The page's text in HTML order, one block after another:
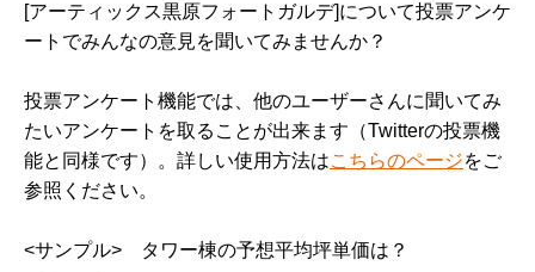
[アーティックス黒原フォートガルデ]について投票アンケ
ートでみんなの意見を聞いてみませんか？
投票アンケート機能では、他のユーザーさんに聞いてみ
たいアンケートを取ることが出来ます（Twitterの投票機
能と同様です）。詳しい使用方法はこちらのページをご
参照ください。
<サンプル>　タワー棟の予想平均坪単価は？